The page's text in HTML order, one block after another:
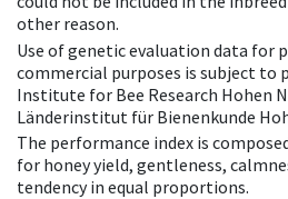
other reason.
Use of genetic evaluation data for
commercial purposes is subject to
Institute for Bee Research Hohen
Länderinstitut für Bienenkunde
The performance index is
for honey yield, gentleness,
tendency in equal proportions.